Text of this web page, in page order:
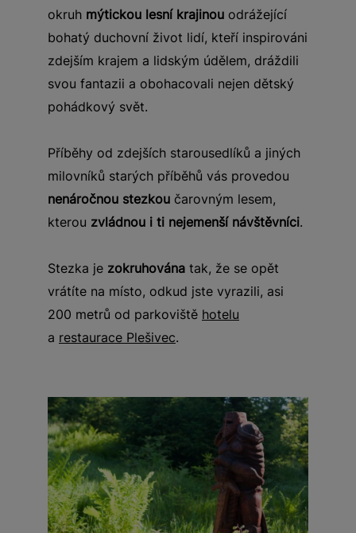
okruh mýtickou lesní krajinou odrážející
bohatý duchovní život lidí, kteří inspirováni
zdejším krajem a lidským údělem, dráždili
svou fantazii a obohacovali nejen dětský
pohádkový svět.
Příběhy od zdejších starousedlíků a jiných
milovníků starých příběhů vás provedou
nenáročnou stezkou čarovným lesem,
kterou zvládnou i ti nejemenší návštěvníci.
Stezka je zokruhována tak, že se opět
vrátíte na místo, odkud jste vyrazili, asi
200 metrů od parkoviště hotelu
a restaurace Plešivec.